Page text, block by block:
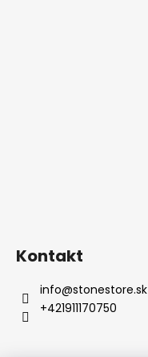
Kontakt
info@stonestore.sk
+421911170750